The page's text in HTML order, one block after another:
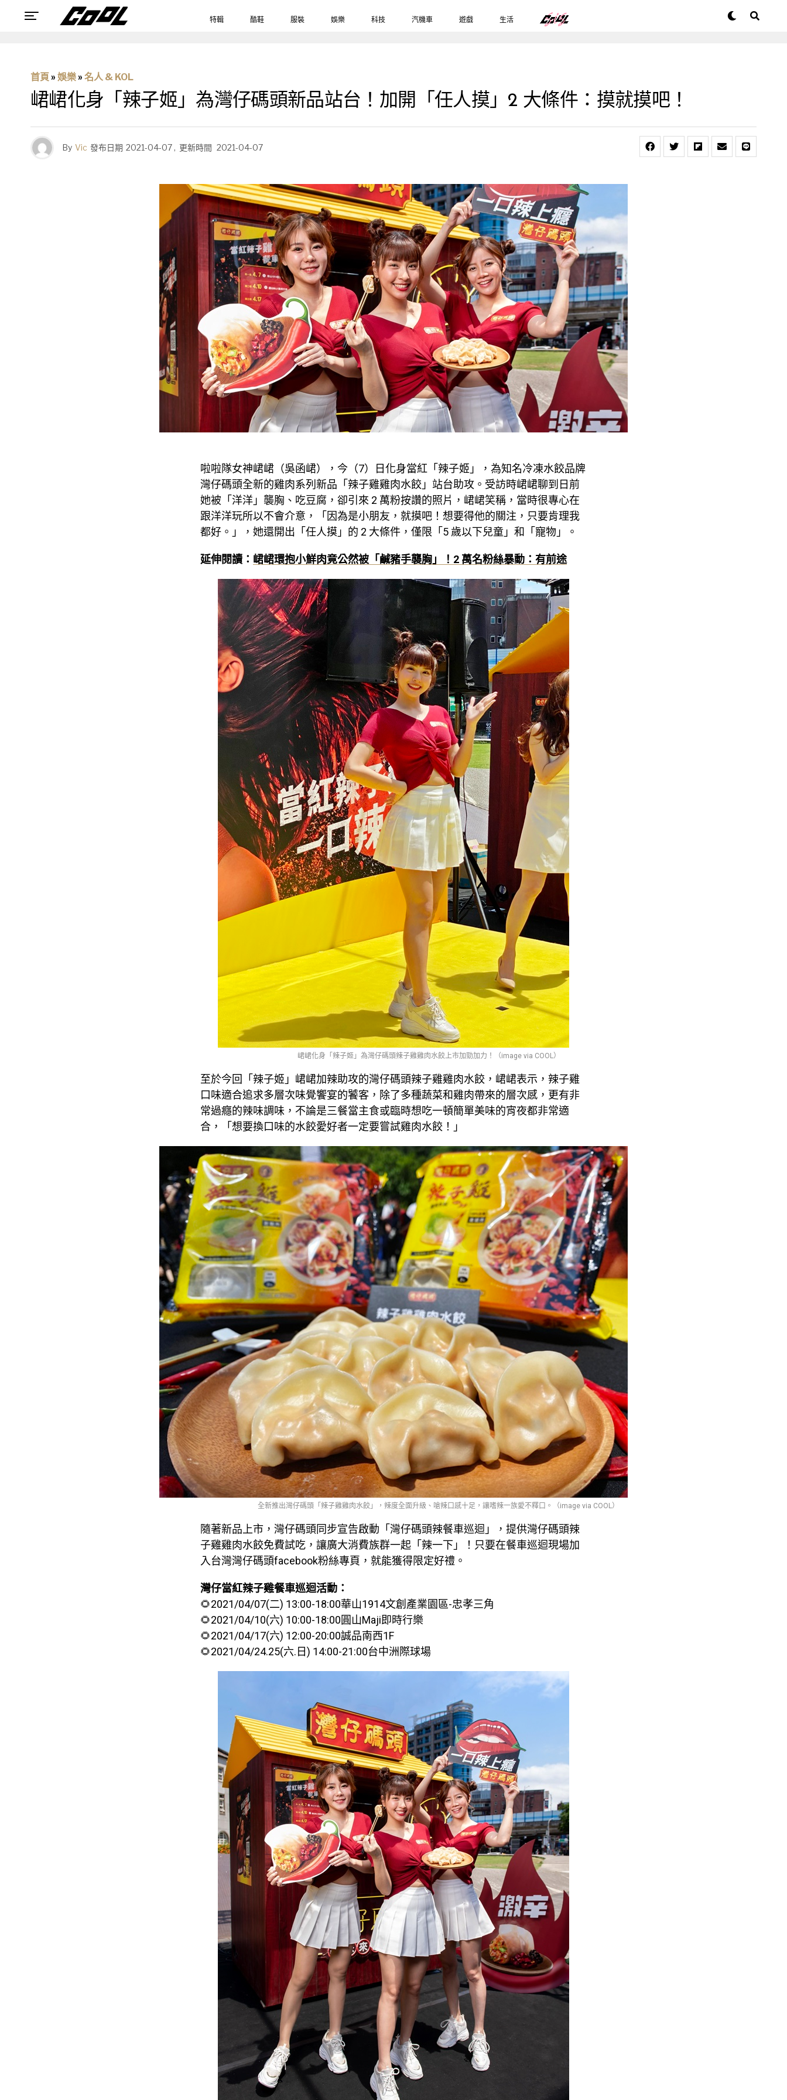
特輯 酷鞋 服裝 娛樂 科技 汽機車 遊戲 生活
首頁 » 娛樂 » 名人 & KOL
峮峮化身「辣子姬」為灣仔碼頭新品站台！加開「任人摸」2 大條件：摸就摸吧！
By Vic 發布日期 2021-04-07, 更新時間 2021-04-07
啦啦隊女神峮峮（吳函峮），今（7）日化身當紅「辣子姬」，為知名冷凍水餃品牌
灣仔碼頭全新的雞肉系列新品「辣子雞雞肉水餃」站台助攻。受訪時峮峮聊到日前
她被「洋洋」襲胸、吃豆腐，卻引來 2 萬粉按讚的照片，峮峮笑稱，當時很專心在
跟洋洋玩所以不會介意，「因為是小朋友，就摸吧！想要得他的關注，只要肯理我
都好。」，她還開出「任人摸」的 2 大條件，僅限「5 歲以下兒童」和「寵物」。
延伸閱讀： 峮峮環抱小鮮肉竟公然被「鹹豬手襲胸」！2 萬名粉絲暴動：有前途
峮峮化身「辣子姬」為灣仔碼頭辣子雞雞肉水餃上市加勁加力！（image via COOL）
至於今回「辣子姬」峮峮加辣助攻的灣仔碼頭辣子雞雞肉水餃，峮峮表示，辣子雞
口味適合追求多層次味覺饗宴的饕客，除了多種蔬菜和雞肉帶來的層次感，更有非
常過癮的辣味調味，不論是三餐當主食或臨時想吃一頓簡單美味的宵夜都非常適
合，「想要換口味的水餃愛好者一定要嘗試雞肉水餃！」
全新推出灣仔碼頭「辣子雞雞肉水餃」，辣度全面升級、嗆辣口感十足，讓嗜辣一族愛不釋口。（image via COOL）
隨著新品上市，灣仔碼頭同步宣告啟動「灣仔碼頭辣餐車巡迴」，提供灣仔碼頭辣
子雞雞肉水餃免費試吃，讓廣大消費族群一起「辣一下」！只要在餐車巡迴現場加
入台灣灣仔碼頭facebook粉絲專頁，就能獲得限定好禮。
灣仔當紅辣子雞餐車巡迴活動：
🌻2021/04/07(二) 13:00-18:00華山1914文創產業園區-忠孝三角
🌻2021/04/10(六) 10:00-18:00圓山Maji即時行樂
🌻2021/04/17(六) 12:00-20:00誠品南西1F
🌻2021/04/24.25(六.日) 14:00-21:00台中洲際球場